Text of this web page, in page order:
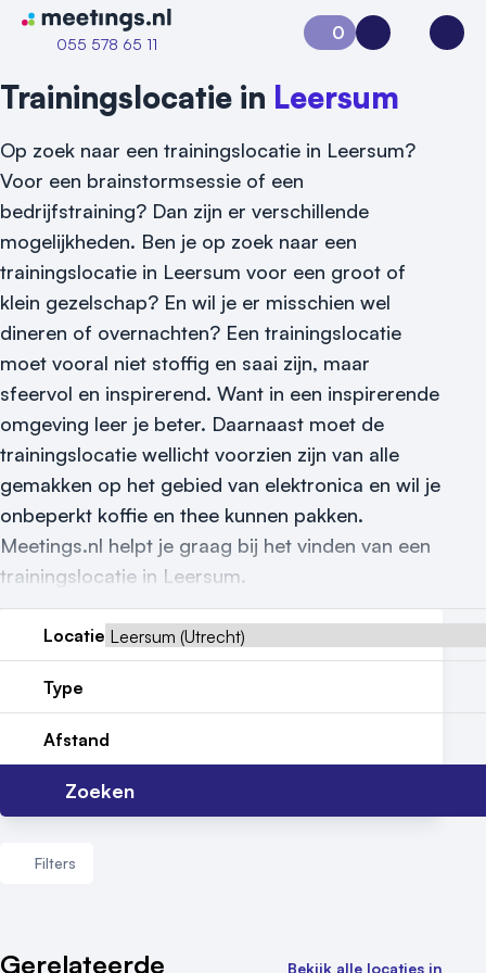
Naar home van Meetings
055 578 65 11
Vraag locatie aan
Locatiegids
Meld locatie aan
Nieuws
Reviews (5⭐️)
0
Aanvraag 0Inloggen
Trainingslocatie in Leersum
Op zoek naar een trainingslocatie in Leersum?
Voor een brainstormsessie of een
bedrijfstraining? Dan zijn er verschillende
mogelijkheden. Ben je op zoek naar een
trainingslocatie in Leersum voor een groot of
klein gezelschap? En wil je er misschien wel
dineren of overnachten? Een trainingslocatie
moet vooral niet stoffig en saai zijn, maar
sfeervol en inspirerend. Want in een inspirerende
omgeving leer je beter. Daarnaast moet de
trainingslocatie wellicht voorzien zijn van alle
gemakken op het gebied van elektronica en wil je
onbeperkt koffie en thee kunnen pakken.
Meetings.nl helpt je graag bij het vinden van een
trainingslocatie in Leersum.
Locatie
Type
Afstand
Zoeken
Filters
Aantal zalen
Gerelateerde
Bekijk alle locaties in